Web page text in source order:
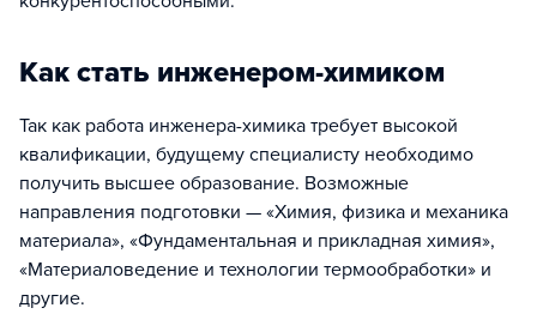
Как стать инженером-химиком
Так как работа инженера-химика требует высокой
квалификации, будущему специалисту необходимо
получить высшее образование. Возможные
направления подготовки — «Химия, физика и механика
материала», «Фундаментальная и прикладная химия»,
«Материаловедение и технологии термообработки» и
другие.